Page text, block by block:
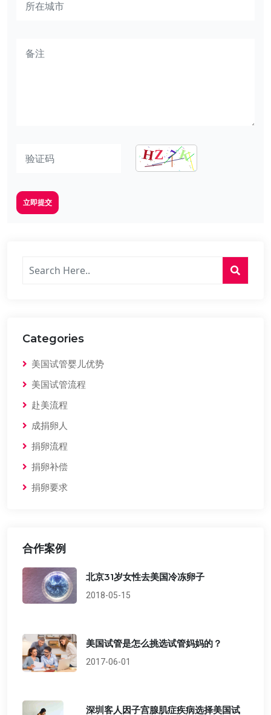
立即提交
Categories
美国试管婴儿优势
美国试管流程
赴美流程
成捐卵人
捐卵流程
捐卵补偿
捐卵要求
合作案例
北京31岁女性去美国冷冻卵子
2018-05-15
美国试管是怎么挑选试管妈妈的？
2017-06-01
深圳客人因子宫腺肌症疾病选择美国试